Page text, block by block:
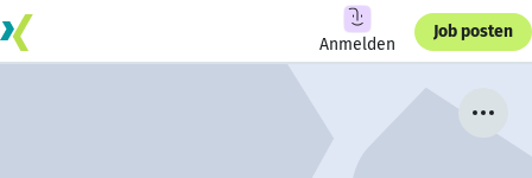
Anmelden
Job posten